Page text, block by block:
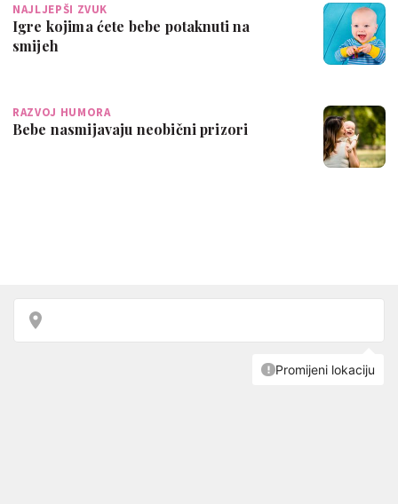
NAJLJEPŠI ZVUK
Igre kojima ćete bebe potaknuti na
smijeh
RAZVOJ HUMORA
Bebe nasmijavaju neobični prizori